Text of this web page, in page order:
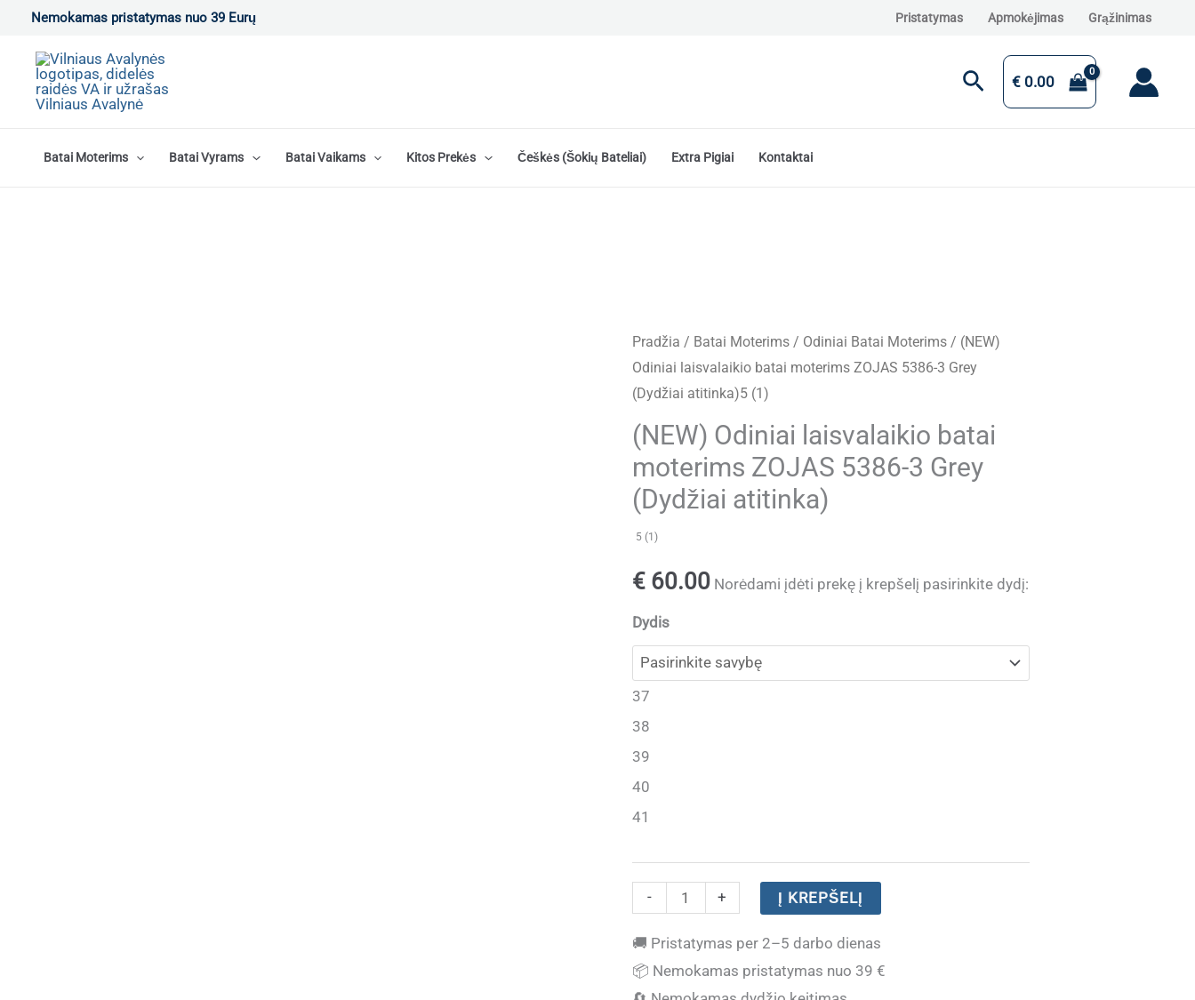
Pereiti
turinio
Nemokamas pristatymas nuo 39 Eurų Pristatymas Apmokėjimas Grąžinimas
Paieška
€0.00
Batai Moterims Batai Vyrams Batai Vaikams Kitos Prekės Češkės (šokių Bateliai) Extra Pigiai Kontaktai
Pradžia / Batai Moterims/ Odiniai Batai Moterims/ (NEW)
Odiniai laisvalaikio batai moterims ZOJAS 5386-3 Grey
(Dydžiai atitinka)5 (1)
(NEW) Odiniai laisvalaikio batai
moterims ZOJAS 5386-3 Grey
(Dydžiai atitinka)
5 (1)
€60.00 Norėdami įdėti prekę į krepšelį pasirinkite dydį:
Dydis
37
38
39
40
41
-
produkto
(NEW)
Odiniai
+ Į KREPŠELĮ
🚚 Pristatymas per 2–5 darbo dienas
📦 Nemokamas pristatymas nuo 39 €